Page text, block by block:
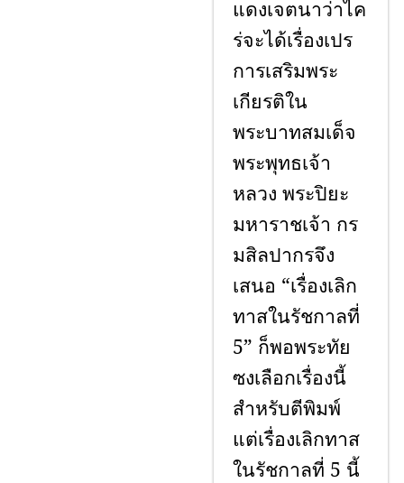
แดงเจตนาว่าไค
ร่จะได้เรื่องเปร
การเสริมพระ
เกียรติใน
พระบาทสมเด็จ
พระพุทธเจ้า
หลวง พระปิยะ
มหาราชเจ้า กร
มสิลปากรจึง
เสนอ “เรื่องเลิก
ทาสในรัชกาลที่
5” ก็พอพระทัย
ซงเลือกเรื่องนี้
สำหรับตีพิมพ์
แต่เรื่องเลิกทาส
ในรัชกาลที่ 5 นี้